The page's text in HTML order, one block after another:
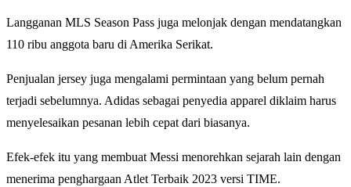
Langganan MLS Season Pass juga melonjak dengan mendatangkan
110 ribu anggota baru di Amerika Serikat.
Penjualan jersey juga mengalami permintaan yang belum pernah
terjadi sebelumnya. Adidas sebagai penyedia apparel diklaim harus
menyelesaikan pesanan lebih cepat dari biasanya.
Efek-efek itu yang membuat Messi menorehkan sejarah lain dengan
menerima penghargaan Atlet Terbaik 2023 versi TIME.